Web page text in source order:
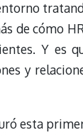
de cómo
Y es
y
esta